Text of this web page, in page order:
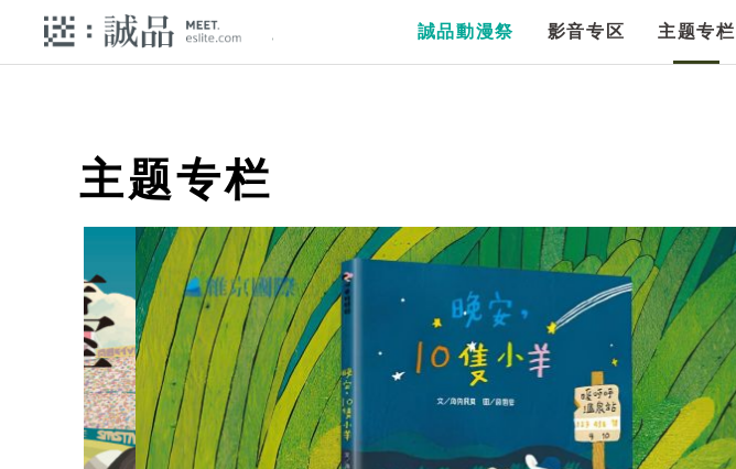
誠品動漫祭 影音专区 主题专栏
主题专栏